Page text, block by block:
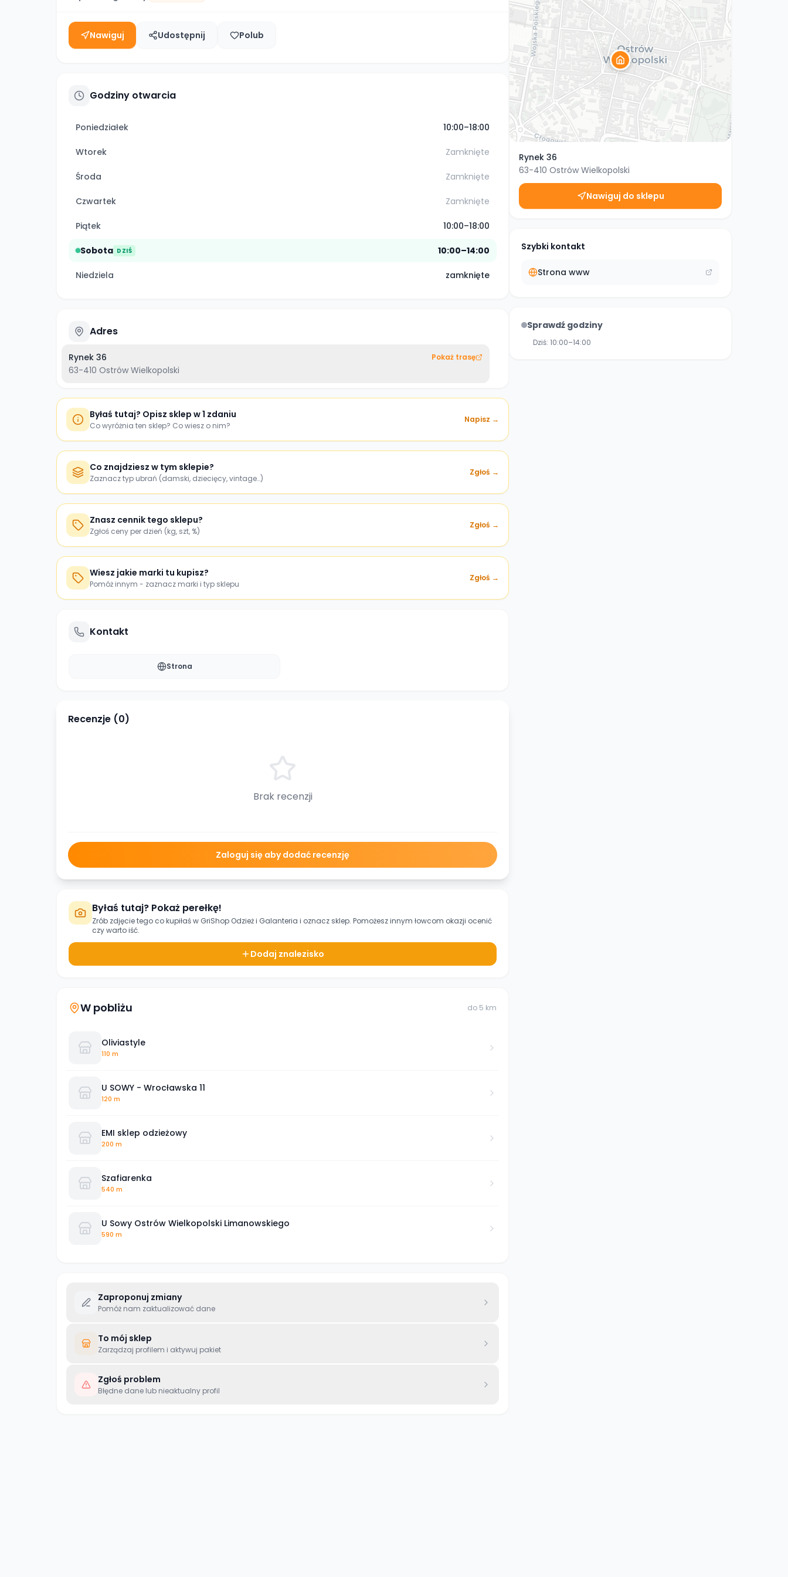
Nawiguj Udostępnij Polub
Godziny otwarcia
Poniedziałek 10:00–18:00
Wtorek Zamknięte
Środa Zamknięte
Czwartek Zamknięte
Piątek 10:00–18:00
Sobota DZIŚ 10:00–14:00
Niedziela zamknięte
Adres
Rynek 36
63-410 Ostrów Wielkopolski
Pokaż trasę
Byłaś tutaj? Opisz sklep w 1 zdaniu
Co wyróżnia ten sklep? Co wiesz o nim?
Napisz →
Co znajdziesz w tym sklepie?
Zaznacz typ ubrań (damski, dziecięcy, vintage…)
Zgłoś →
Znasz cennik tego sklepu?
Zgłoś ceny per dzień (kg, szt, %)
Zgłoś →
Wiesz jakie marki tu kupisz?
Pomóż innym - zaznacz marki i typ sklepu
Zgłoś →
Kontakt
Strona
Recenzje (0)
Brak recenzji
Zaloguj się aby dodać recenzję
Byłaś tutaj? Pokaż perełkę!
Zrób zdjęcie tego co kupiłaś w GriShop Odzież i Galanteria i oznacz sklep. Pomożesz innym łowcom okazji ocenić
czy warto iść.
Dodaj znalezisko
W pobliżu do 5 km
Oliviastyle
110 m
U SOWY - Wrocławska 11
120 m
EMI sklep odzieżowy
200 m
Szafiarenka
540 m
U Sowy Ostrów Wielkopolski Limanowskiego
590 m
Zaproponuj zmiany
Pomóż nam zaktualizować dane
To mój sklep
Zarządzaj profilem i aktywuj pakiet
Zgłoś problem
Błędne dane lub nieaktualny profil
Rynek 36
63-410 Ostrów Wielkopolski
Nawiguj do sklepu
Szybki kontakt
Strona www
Sprawdź godziny
Dziś: 10:00–14:00